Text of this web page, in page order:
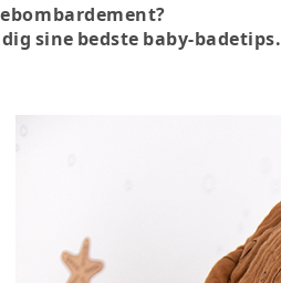
sine bedste baby-badetips.